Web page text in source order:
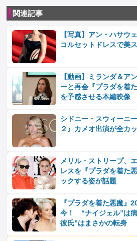
関連記事
【写真】アン・ハサウ
コルセットドレスで美
【動画】ミランダ＆ア
ーと再会『プラダを着
を予感させる本編映像
シドニー・スウィーニ
２』カメオ出演が全カ
メリル・ストリープ、
レスを『プラダを着た
ックする姿が話題
『プラダを着た悪魔』
今！ “ナイジェル”は
彼氏”はまさかの転身